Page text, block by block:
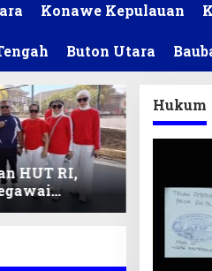
Konawe Kepulauan
Buton Utara
HUT RI,
DPRD Sultra
Hukum